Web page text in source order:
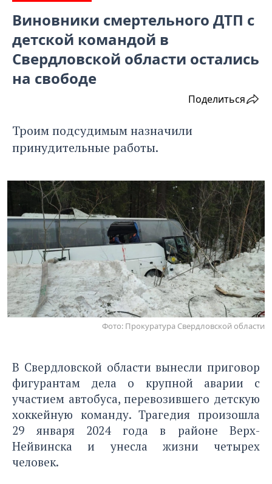
Виновники смертельного ДТП с
детской командой в
Свердловской области остались
на свободе
Поделиться
Троим подсудимым назначили
принудительные работы.
Фото: Прокуратура Свердловской области
В Свердловской области вынесли приговор
фигурантам дела о крупной аварии с
участием автобуса, перевозившего детскую
хоккейную команду. Трагедия произошла
29 января 2024 года в районе Верх-
Нейвинска и унесла жизни четырех
человек.